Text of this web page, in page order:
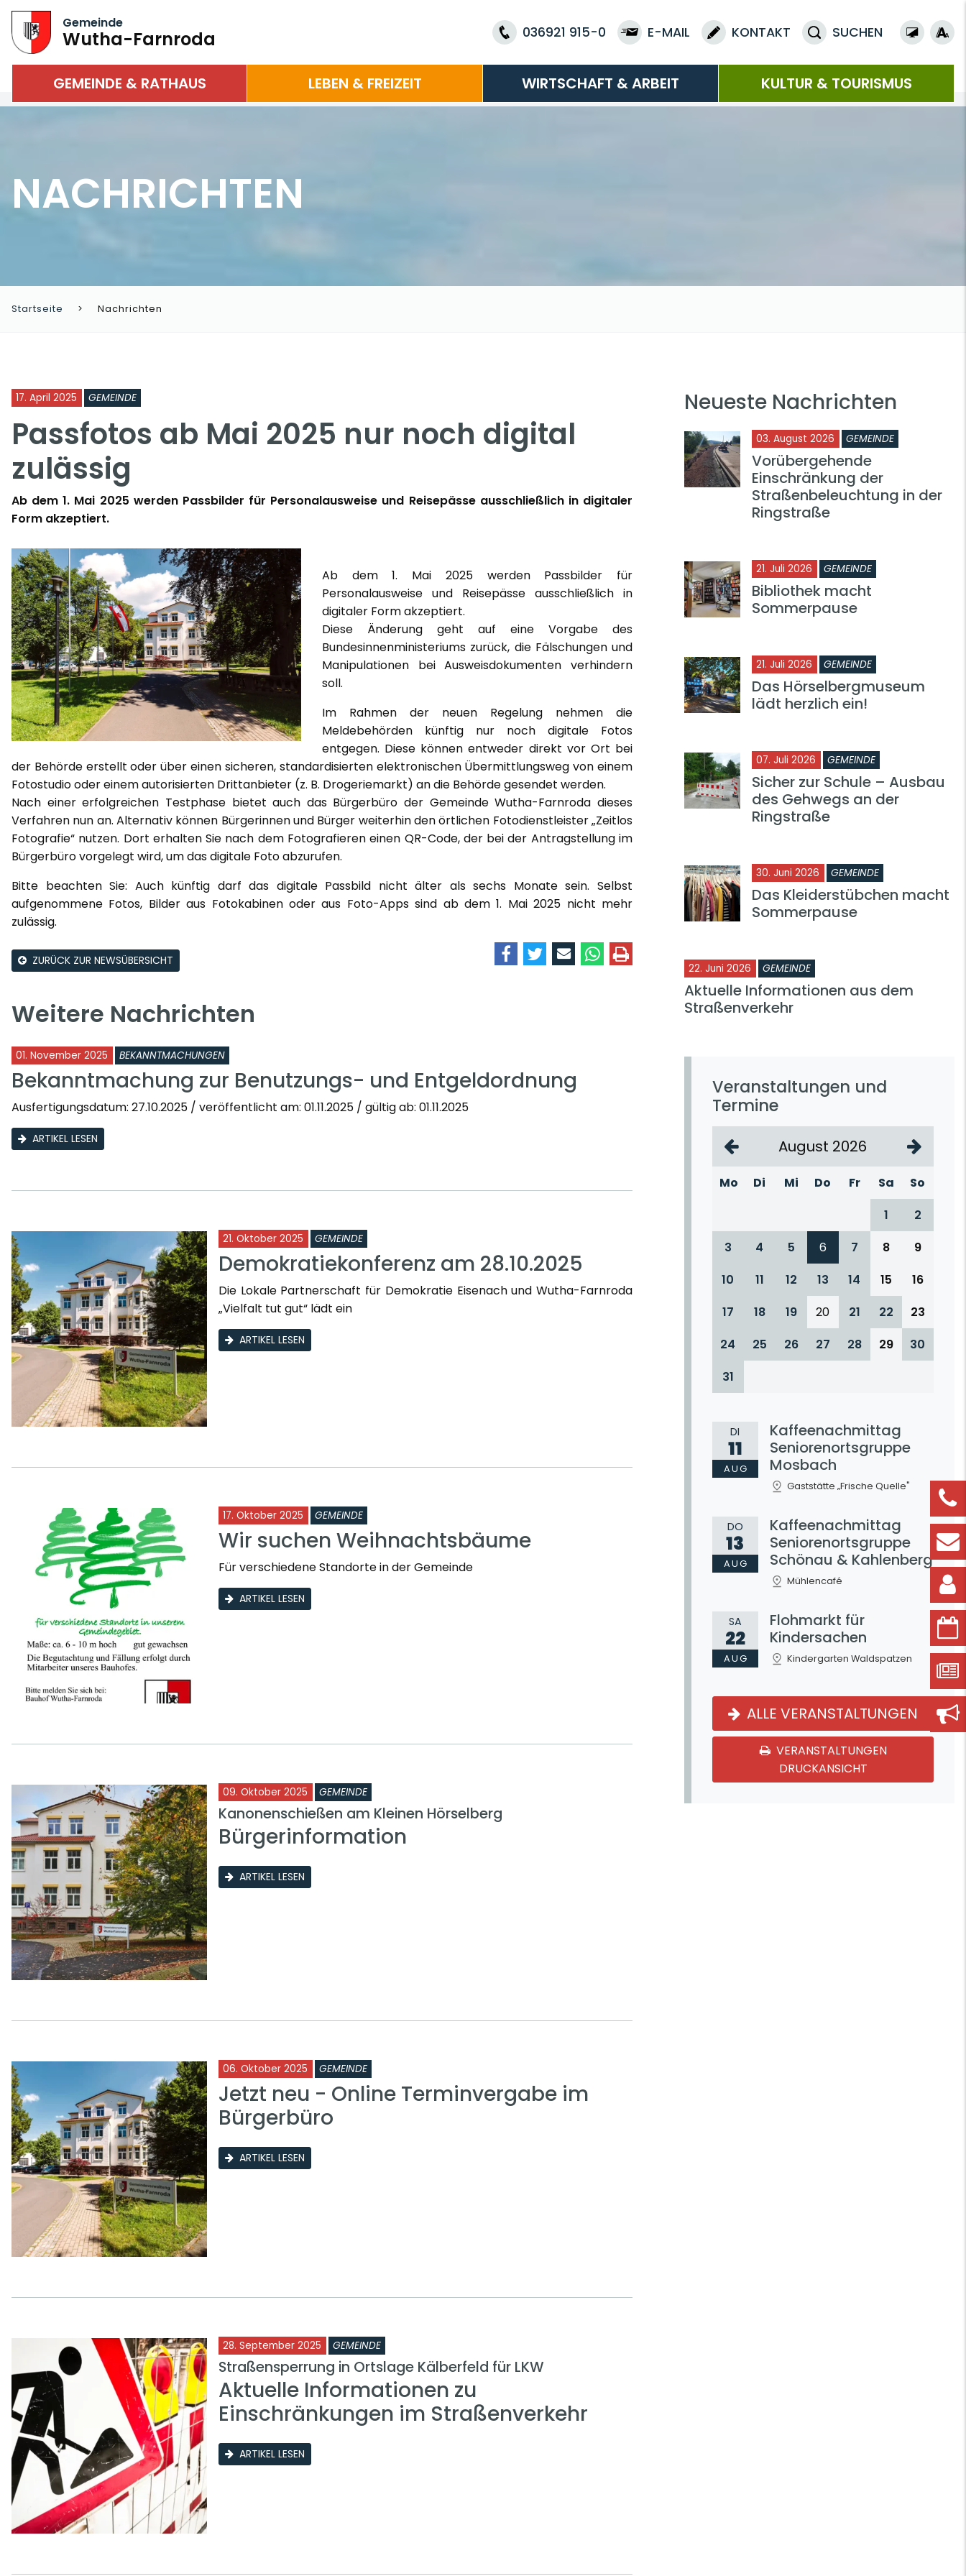
Gemeinde
Wutha-Farnroda 036921 915-0 E-MAIL KONTAKT SUCHEN
GEMEINDE & RATHAUS LEBEN & FREIZEIT WIRTSCHAFT & ARBEIT KULTUR & TOURISMUS
NACHRICHTEN
Startseite Nachrichten
17. April 2025 GEMEINDE
Passfotos ab Mai 2025 nur noch digital
zulässig
Ab dem 1. Mai 2025 werden Passbilder für Personalausweise und Reisepässe ausschließlich in digitaler
Form akzeptiert.
Ab dem 1. Mai 2025 werden Passbilder für
Personalausweise und Reisepässe ausschließlich in
digitaler Form akzeptiert.
Diese Änderung geht auf eine Vorgabe des
Bundesinnenministeriums zurück, die Fälschungen und
Manipulationen bei Ausweisdokumenten verhindern
soll.
Im Rahmen der neuen Regelung nehmen die
Meldebehörden künftig nur noch digitale Fotos
entgegen. Diese können entweder direkt vor Ort bei
der Behörde erstellt oder über einen sicheren, standardisierten elektronischen Übermittlungsweg von einem
Fotostudio oder einem autorisierten Drittanbieter (z. B. Drogeriemarkt) an die Behörde gesendet werden.
Nach einer erfolgreichen Testphase bietet auch das Bürgerbüro der Gemeinde Wutha-Farnroda dieses
Verfahren nun an. Alternativ können Bürgerinnen und Bürger weiterhin den örtlichen Fotodienstleister „Zeitlos
Fotografie“ nutzen. Dort erhalten Sie nach dem Fotografieren einen QR-Code, der bei der Antragstellung im
Bürgerbüro vorgelegt wird, um das digitale Foto abzurufen.
Bitte beachten Sie: Auch künftig darf das digitale Passbild nicht älter als sechs Monate sein. Selbst
aufgenommene Fotos, Bilder aus Fotokabinen oder aus Foto-Apps sind ab dem 1. Mai 2025 nicht mehr
zulässig.
ZURÜCK ZUR NEWSÜBERSICHT
Weitere Nachrichten
01. November 2025 BEKANNTMACHUNGEN
Bekanntmachung zur Benutzungs- und Entgeldordnung
Ausfertigungsdatum: 27.10.2025 / veröffentlicht am: 01.11.2025 / gültig ab: 01.11.2025
ARTIKEL LESEN
21. Oktober 2025 GEMEINDE
Demokratiekonferenz am 28.10.2025
Die Lokale Partnerschaft für Demokratie Eisenach und Wutha-Farnroda
„Vielfalt tut gut“ lädt ein
ARTIKEL LESEN
17. Oktober 2025 GEMEINDE
Wir suchen Weihnachtsbäume
Für verschiedene Standorte in der Gemeinde
ARTIKEL LESEN
09. Oktober 2025 GEMEINDE
Kanonenschießen am Kleinen Hörselberg
Bürgerinformation
ARTIKEL LESEN
06. Oktober 2025 GEMEINDE
Jetzt neu - Online Terminvergabe im
Bürgerbüro
ARTIKEL LESEN
28. September 2025 GEMEINDE
Straßensperrung in Ortslage Kälberfeld für LKW
Aktuelle Informationen zu
Einschränkungen im Straßenverkehr
ARTIKEL LESEN
Neueste Nachrichten
03. August 2026 GEMEINDE
Vorübergehende
Einschränkung der
Straßenbeleuchtung in der
Ringstraße
21. Juli 2026 GEMEINDE
Bibliothek macht
Sommerpause
21. Juli 2026 GEMEINDE
Das Hörselbergmuseum
lädt herzlich ein!
07. Juli 2026 GEMEINDE
Sicher zur Schule – Ausbau
des Gehwegs an der
Ringstraße
30. Juni 2026 GEMEINDE
Das Kleiderstübchen macht
Sommerpause
22. Juni 2026 GEMEINDE
Aktuelle Informationen aus dem
Straßenverkehr
Veranstaltungen und
Termine
August 2026
Mo Di Mi Do Fr Sa
So
1
2
3
4 5 6 7 8
9
10
11 12 13 14 15
16
17
18 19 20 21 22
23
24
25 26 27 28 29
30
31
DI
11
AUG
Kaffeenachmittag
Seniorenortsgruppe
Mosbach
Gaststätte „Frische Quelle"
DO
13
AUG
Kaffeenachmittag
Seniorenortsgruppe
Schönau & Kahlenberg
Mühlencafé
SA
22
AUG
Flohmarkt für
Kindersachen
Kindergarten Waldspatzen
ALLE VERANSTALTUNGEN
VERANSTALTUNGEN
DRUCKANSICHT